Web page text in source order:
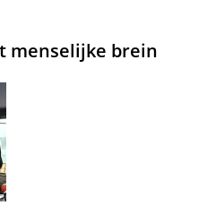
menselijke brein